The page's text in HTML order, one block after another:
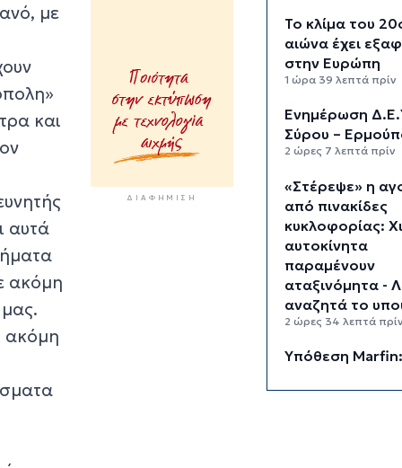
με
και
αυτά
ακόμη
ακόμη
ΔΙΑΦΉΜΙΣΗ
Το κλίμα του
αιώνα έχει
στην Ευρώπη
1 ώρα 39 λεπτά πρίν
Ενημέρωση
Σύρου –
2 ώρες 7 λεπτά πρίν
«Στέρεψε» η
από πινακίδες
κυκλοφορίας:
αυτοκίνητα
παραμένουν
αταξινόμητα -
αναζητά το
2 ώρες 34 λεπτά
Υπόθεση
46χρονη που